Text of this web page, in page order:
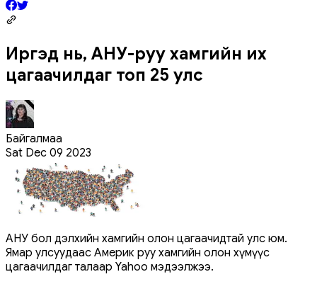
Иргэд нь, АНУ-руу хамгийн их
цагаачилдаг топ 25 улс
Байгалмаа
Sat Dec 09 2023
АНУ бол дэлхийн хамгийн олон цагаачидтай улс юм.
Ямар улсуудаас Америк руу хамгийн олон хүмүүс
цагаачилдаг талаар Yahoo мэдээлжээ.